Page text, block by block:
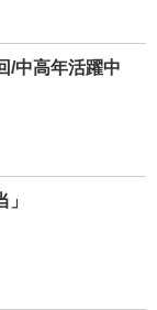
/中高年活躍中